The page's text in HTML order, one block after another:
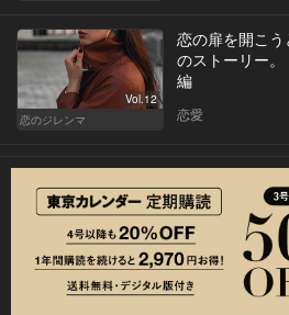
Vol.12
恋のジレンマ
恋の扉を開こ
のストーリー
編
恋愛